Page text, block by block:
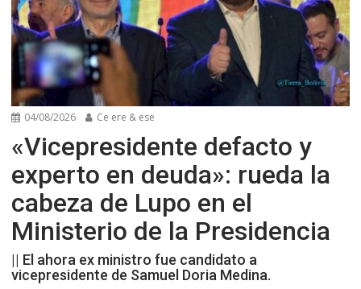
04/08/2026 Ce ere & ese
«Vicepresidente defacto y
experto en deuda»: rueda la
cabeza de Lupo en el
Ministerio de la Presidencia
|| El ahora ex ministro fue candidato a
vicepresidente de Samuel Doria Medina.